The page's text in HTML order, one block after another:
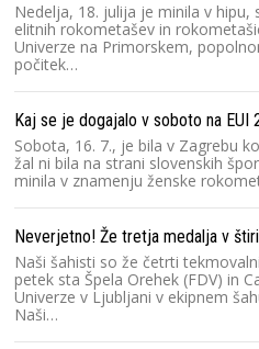
Nedelja, 18. julija je minila v
elitnih rokometašev in
Univerze na Primorskem,
počitek…
Kaj se je dogajalo v soboto na EUI
Sobota, 16. 7., je bila v Zagrebu
žal ni bila na strani slovenskih
minila v znamenju ženske
Neverjetno! Že tretja medalja v
Naši šahisti so že četrti
petek sta Špela Orehek (FDV) in
Univerze v Ljubljani v ekipnem
Naši…